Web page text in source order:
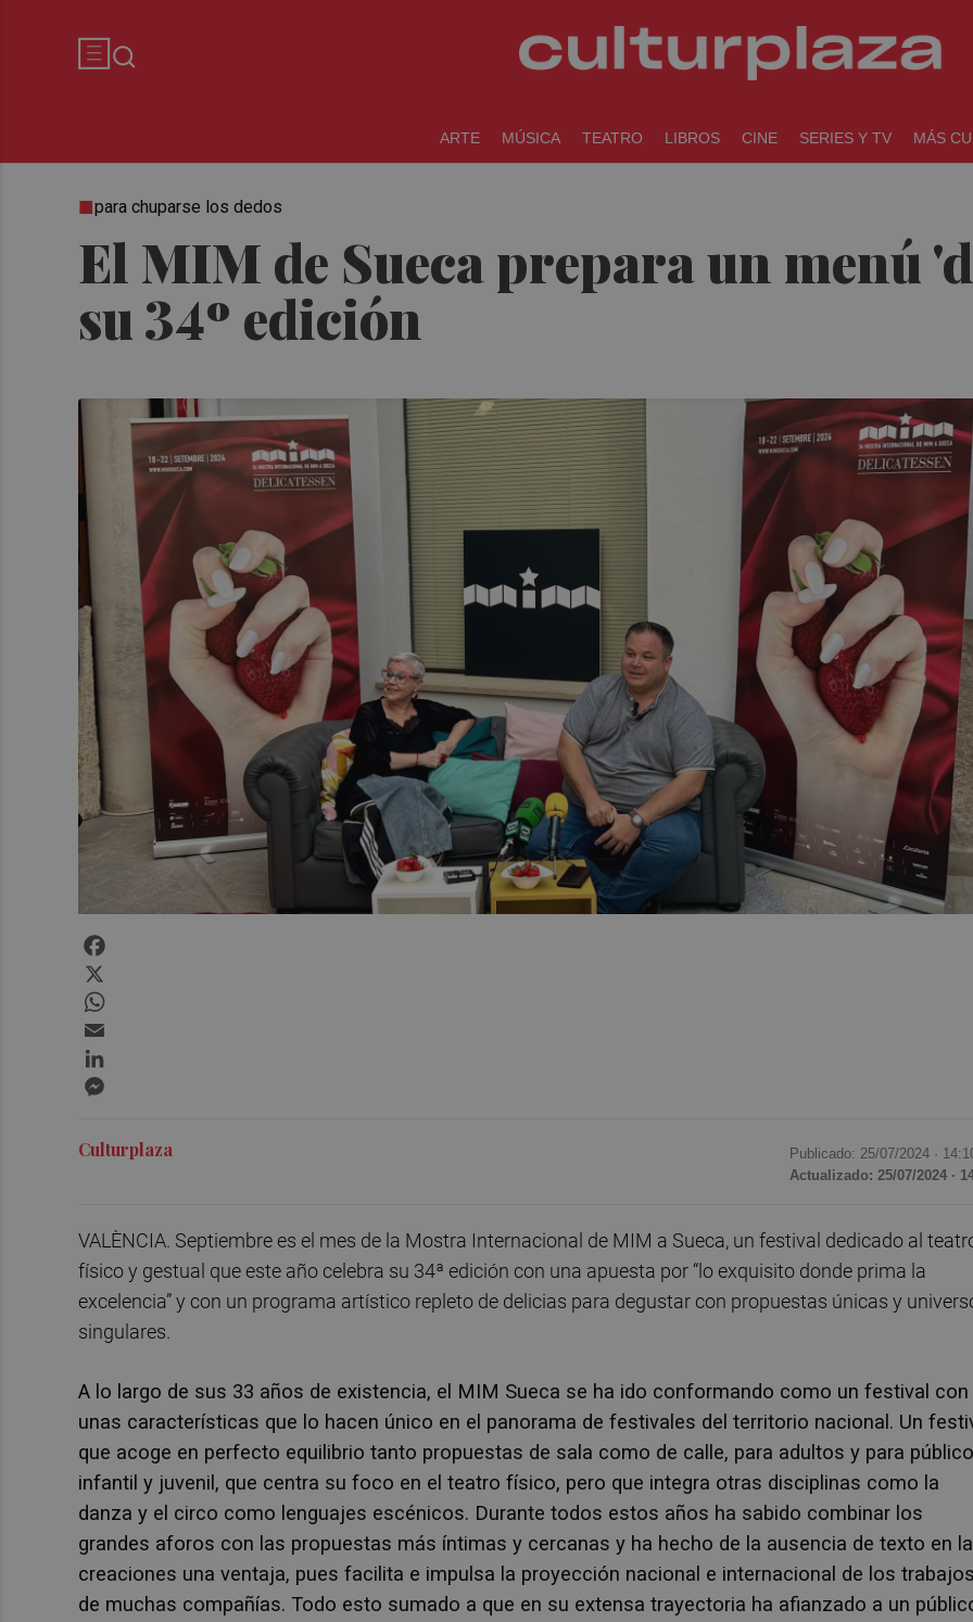
ARTE MÚSICA TEATRO LIBROS CINE SERIES Y TV MÁS
El MIM de Sueca prepara un menú
su 34º edición
para chuparse los dedos
Culturplaza Publicado: 25/07/2024 ·
Actualizado: 25/07/2024 ·
VALÈNCIA. Septiembre es el mes de la Mostra Internacional de MIM a Sueca, un festival dedicado al
físico y gestual que este año celebra su 34ª edición con una apuesta por “lo exquisito donde prima la
excelencia” y con un programa artístico repleto de delicias para degustar con propuestas únicas y
singulares.
A lo largo de sus 33 años de existencia, el MIM Sueca se ha ido conformando como un festival con
unas características que lo hacen único en el panorama de festivales del territorio nacional. Un
que acoge en perfecto equilibrio tanto propuestas de sala como de calle, para adultos y para público
infantil y juvenil, que centra su foco en el teatro físico, pero que integra otras disciplinas como la
danza y el circo como lenguajes escénicos. Durante todos estos años ha sabido combinar los
grandes aforos con las propuestas más íntimas y cercanas y ha hecho de la ausencia de texto en
creaciones una ventaja, pues facilita e impulsa la proyección nacional e internacional de los
de muchas compañías. Todo esto sumado a que en su extensa trayectoria ha afianzado a un